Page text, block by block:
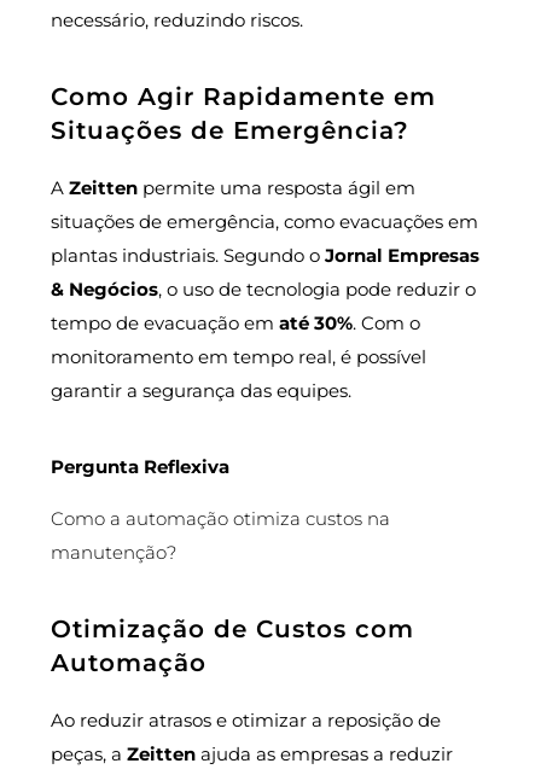
necessário, reduzindo riscos.
Como Agir Rapidamente em
Situações de Emergência?
A Zeittenpermite uma resposta ágil em
situações de emergência, como evacuações em
plantas industriais. Segundo o Jornal Empresas
& Negócios, o uso de tecnologia pode reduzir o
tempo de evacuação em até 30%. Com o
monitoramento em tempo real, é possível
garantir a segurança das equipes.
Pergunta Reflexiva
Como a automação otimiza custos na
manutenção?
Otimização de Custos com
Automação
Ao reduzir atrasos e otimizar a reposição de
peças, a Zeittenajuda as empresas a reduzir